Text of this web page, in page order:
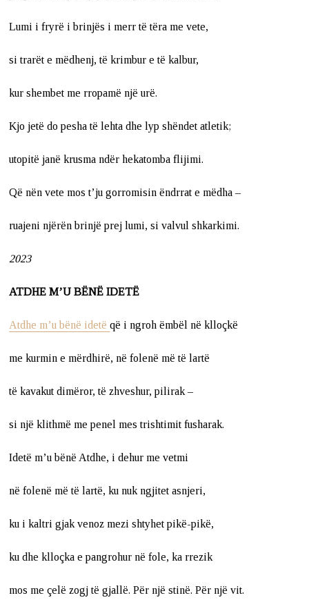
Lumi i fryrë i brinjës i merr të tëra me vete,
si trarët e mëdhenj, të krimbur e të kalbur,
kur shembet me rropamë një urë.
Kjo jetë do pesha të lehta dhe lyp shëndet atletik;
utopitë janë krusma ndër hekatomba flijimi.
Që nën vete mos t’ju gorromisin ëndrrat e mëdha –
ruajeni njërën brinjë prej lumi, si valvul shkarkimi.
2023
ATDHE M’U BËNË IDETË
Atdhe m’u bënë idetëqë i ngroh ëmbël në klloçkë
me kurmin e mërdhirë, në folenë më të lartë
të kavakut dimëror, të zhveshur, pilirak –
si një klithmë me penel mes trishtimit fusharak.
Idetë m’u bënë Atdhe, i dehur me vetmi
në folenë më të lartë, ku nuk ngjitet asnjeri,
ku i kaltri gjak venoz mezi shtyhet pikë-pikë,
ku dhe klloçka e pangrohur në fole, ka rrezik
mos me çelë zogj të gjallë. Për një stinë. Për një vit.